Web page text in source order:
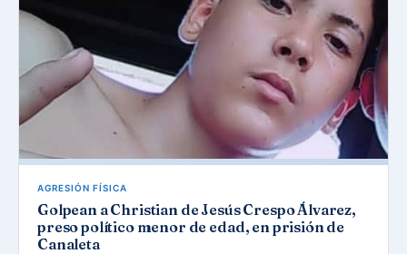
AGRESIÓN FÍSICA
Golpean a Christian de Jesús Crespo Álvarez,
preso político menor de edad, en prisión de
Canaleta